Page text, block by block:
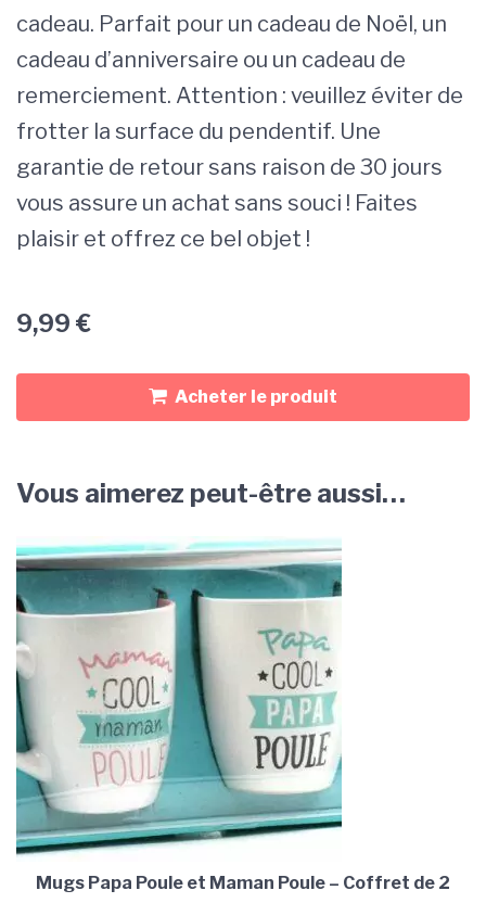
cadeau. Parfait pour un cadeau de Noël, un
cadeau d’anniversaire ou un cadeau de
remerciement. Attention : veuillez éviter de
frotter la surface du pendentif. Une
garantie de retour sans raison de 30 jours
vous assure un achat sans souci ! Faites
plaisir et offrez ce bel objet !
9,99 €
Acheter le produit
Vous aimerez peut-être aussi…
Mugs Papa Poule et Maman Poule – Coffret de 2